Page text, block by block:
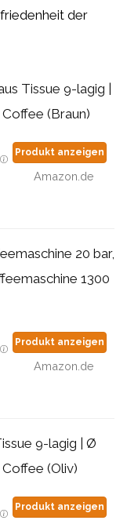
der
Tissue 9-lagig |
(Braun)
Produkt anzeigen
Amazon.de
20 bar,
1300
Produkt anzeigen
Amazon.de
9-lagig | Ø
(Oliv)
Produkt anzeigen